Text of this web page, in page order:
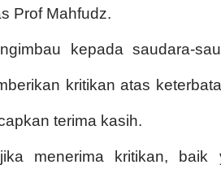
Prof Mahfudz.
kepada saudara-
kritikan atas
terima kasih.
menerima kritikan, baik